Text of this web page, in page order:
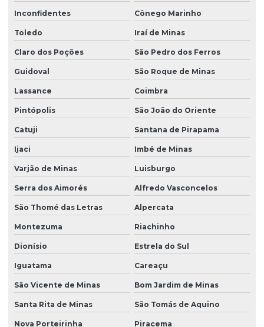
Inconfidentes Cônego Marinho
Toledo Iraí de Minas
Claro dos Poções São Pedro dos Ferros
Guidoval São Roque de Minas
Lassance Coimbra
Pintópolis São João do Oriente
Catuji Santana de Pirapama
Ijaci Imbé de Minas
Varjão de Minas Luisburgo
Serra dos Aimorés Alfredo Vasconcelos
São Thomé das Letras Alpercata
Montezuma Riachinho
Dionísio Estrela do Sul
Iguatama Careaçu
São Vicente de Minas Bom Jardim de Minas
Santa Rita de Minas São Tomás de Aquino
Nova Porteirinha Piracema